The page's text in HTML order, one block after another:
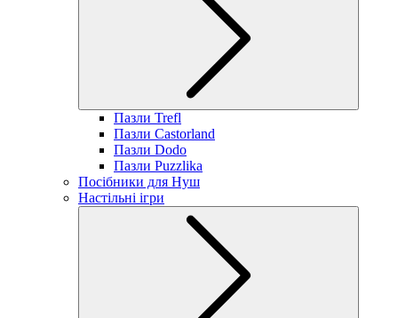
Пазли Trefl
Пазли Castorland
Пазли Dodo
Пазли Puzzlika
Посібники для Нуш
Настільні ігри